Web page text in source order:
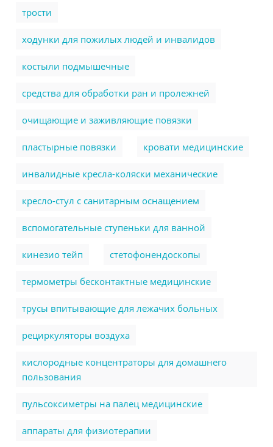
трости
ходунки для пожилых людей и инвалидов
костыли подмышечные
cредства для обработки ран и пролежней
очищающие и заживляющие повязки
пластырные повязки кровати медицинские
инвалидные кресла-коляски механические
кресло-стул с санитарным оснащением
вспомогательные ступеньки для ванной
кинезио тейп стетофонендоскопы
термометры бесконтактные медицинские
трусы впитывающие для лежачих больных
рециркуляторы воздуха
кислородные концентраторы для домашнего
пользования
пульсоксиметры на палец медицинские
аппараты для физиотерапии